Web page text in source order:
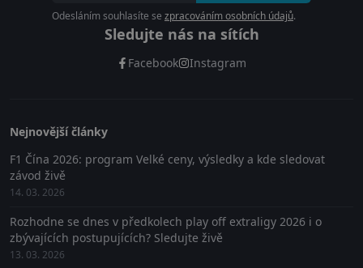
Odesláním souhlasíte se zpracováním osobních údajů.
Sledujte nás na sítích
Facebook Instagram
Nejnovější články
F1 Čína 2026: program Velké ceny, výsledky a kde sledovat
závod živě
14. 03. 2026
Rozhodne se dnes v předkolech play off extraligy 2026 i o
zbývajících postupujících? Sledujte živě
13. 03. 2026